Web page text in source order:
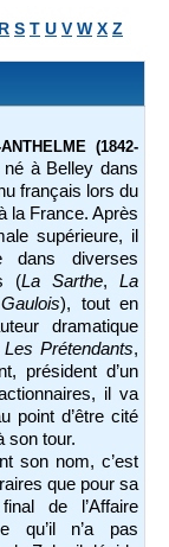
R S T U V W X Z
(1842-
né à Belley dans
français lors du
la France. Après
supérieure, il
dans diverses
(La Sarthe, La
), tout en
dramatique
Les Prétendants,
président d’un
il va
point d’être cité
son tour.
son nom, c’est
que pour sa
de l’Affaire
qu’il n’a pas